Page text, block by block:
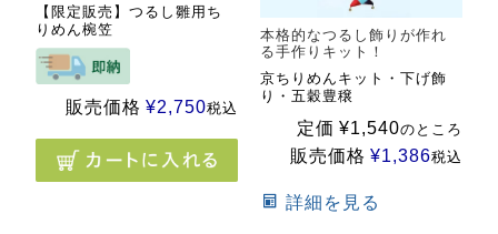
【限定販売】つるし雛用ち
りめん椀笠
販売価格 ¥2,750税込
本格的なつるし飾りが作れ
る手作りキット！
京ちりめんキット・下げ飾
り・五穀豊穣
定価 ¥1,540のところ
販売価格 ¥1,386税込
詳細を見る